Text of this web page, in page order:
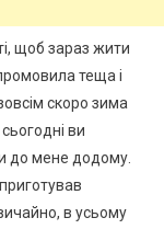
щоб зараз жити
теща і
скоро зима
ви
до мене додому.
в усьому